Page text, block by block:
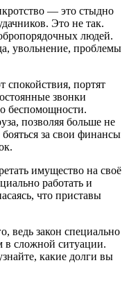
— это стыдно
Это не так.
людей.
увольнение, проблемы
спокойствия, портят
звонки
беспомощности.
позволяя больше не
за свои финансы
имущество на своё
работать и
что приставы
ведь закон специально
в сложной ситуации.
какие долги вы